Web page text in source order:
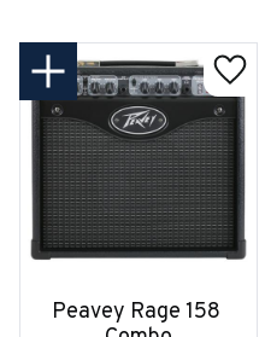
Peavey Rage 158